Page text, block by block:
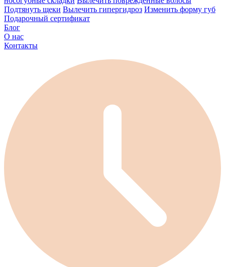
Подтянуть щеки Вылечить гипергидроз Изменить форму губ
Подарочный сертификат
Блог
О нас
Контакты